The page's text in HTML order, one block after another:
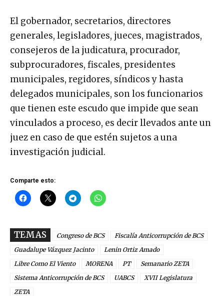
El gobernador, secretarios, directores
generales, legisladores, jueces, magistrados,
consejeros de la judicatura, procurador,
subprocuradores, fiscales, presidentes
municipales, regidores, síndicos y hasta
delegados municipales, son los funcionarios
que tienen este escudo que impide que sean
vinculados a proceso, es decir llevados ante un
juez en caso de que estén sujetos a una
investigación judicial.
Comparte esto:
TEMAS Congreso de BCS
Fiscalía Anticorrupción de BCS
Guadalupe Vázquez Jacinto
Lenin Ortiz Amado
Libre Como El Viento
MORENA PT
Semanario ZETA
Sistema Anticorrupción de BCS
UABCS
XVII Legislatura
ZETA